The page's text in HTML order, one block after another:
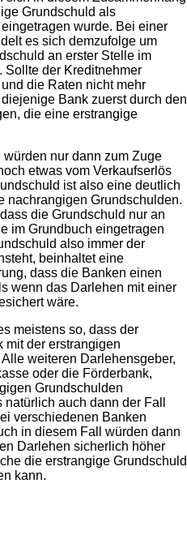
Grundschuld als
wurde. Bei einer
es sich demzufolge um
an erster Stelle im
Sollte der Kreditnehmer
die Raten nicht mehr
Bank zuerst durch den
die eine erstrangige
nur dann zum Zuge
etwas vom Verkaufserlös
ist also eine deutlich
nachrangigen Grundschulden.
die Grundschuld nur an
im Grundbuch eingetragen
also immer der
beinhaltet eine
dass die Banken einen
wenn das Darlehen mit einer
wäre.
meistens so, dass der
mit der erstrangigen
weiteren Darlehensgeber,
oder die Förderbank,
Grundschulden
auch dann der Fall
verschiedenen Banken
in diesem Fall würden dann
Darlehen sicherlich höher
die erstrangige Grundschuld
kann.